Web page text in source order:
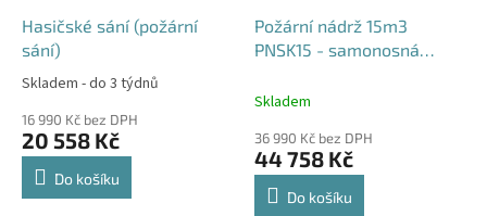
Hasičské sání (požární
sání)
Průměrné
produktu
je
4,2
Skladem - do 3 týdnů
16 990 Kč bez DPH
20 558 Kč
Do košíku
Požární nádrž 15m3
PNSK15 - samonosná
Skladem
36 990 Kč bez DPH
44 758 Kč
Do košíku